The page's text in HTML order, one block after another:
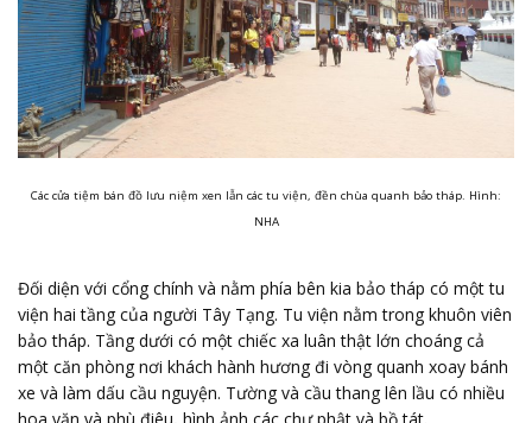
Các cửa tiệm bán đồ lưu niệm xen lẫn các tu viện, đền chùa quanh bảo tháp. Hình:
NHA
Đối diện với cổng chính và nằm phía bên kia bảo tháp có một tu
viện hai tầng của người Tây Tạng. Tu viện nằm trong khuôn viên
bảo tháp. Tầng dưới có một chiếc xa luân thật lớn choáng cả
một căn phòng nơi khách hành hương đi vòng quanh xoay bánh
xe và làm dấu cầu nguyện. Tường và cầu thang lên lầu có nhiều